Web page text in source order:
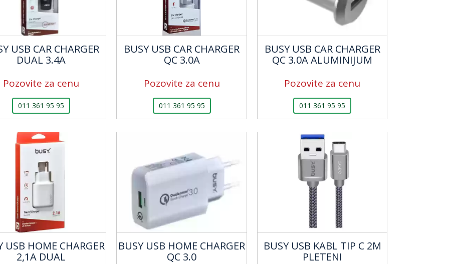
USB CAR CHARGER
DUAL 3.4A
Pozovite za cenu
011 361 95 95
BUSY USB CAR CHARGER
QC 3.0A
Pozovite za cenu
011 361 95 95
BUSY USB CAR CHARGER
QC 3.0A ALUMINIJUM
Pozovite za cenu
011 361 95 95
USB HOME CHARGER
2,1A DUAL
BUSY USB HOME CHARGER
QC 3.0
BUSY USB KABL TIP C 2M
PLETENI